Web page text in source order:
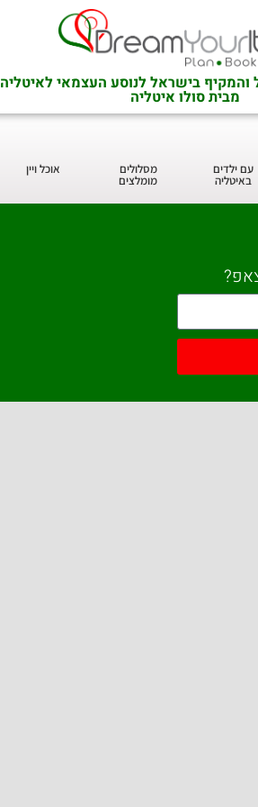
והמקיף בישראל לנוסע העצמאי לאיטליה
מבית סולו איטליה
עם ילדים
באיטליה
מסלולים
מומלצים
אוכל ויין